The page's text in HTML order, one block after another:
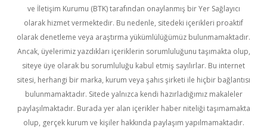
ve İletişim Kurumu (BTK) tarafından onaylanmış bir Yer Sağlayıcı
olarak hizmet vermektedir. Bu nedenle, sitedeki içerikleri proaktif
olarak denetleme veya araştırma yükümlülüğümüz bulunmamaktadır.
Ancak, üyelerimiz yazdıkları içeriklerin sorumluluğunu taşımakta olup,
siteye üye olarak bu sorumluluğu kabul etmiş sayılırlar. Bu internet
sitesi, herhangi bir marka, kurum veya şahıs şirketi ile hiçbir bağlantısı
bulunmamaktadır. Sitede yalnızca kendi hazırladığımız makaleler
paylaşılmaktadır. Burada yer alan içerikler haber niteliği taşımamakta
olup, gerçek kurum ve kişiler hakkında paylaşım yapılmamaktadır.